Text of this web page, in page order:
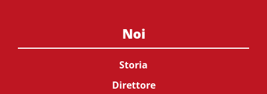
Noi
Storia
Direttore